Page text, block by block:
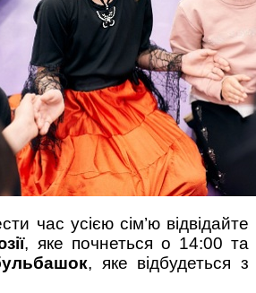
час усією сім’ю відвідайте
, яке почнеться о 14:00 та
, яке відбудеться з